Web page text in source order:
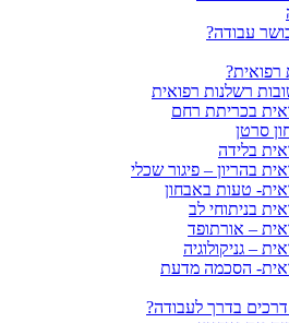
עבודה?
רפואית?
רשלנות רפואית
בכריתת רחם
סרטן
בלידה
בהריון – פיגור שכלי
טעות באבחון
בניתוחי לב
– אורתופד
– גניקולוגיה
הסכמה מדעת
בדרך לעבודה?